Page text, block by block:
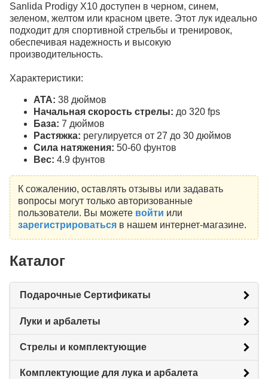
Sanlida Prodigy X10 доступен в черном, синем,
зеленом, желтом или красном цвете. Этот лук идеально
подходит для спортивной стрельбы и тренировок,
обеспечивая надежность и высокую
производительность.
Характеристики:
ATA: 38 дюймов
Начальная скорость стрелы: до 320 fps
База: 7 дюймов
Растяжка: регулируется от 27 до 30 дюймов
Сила натяжения: 50-60 фунтов
Вес: 4.9 фунтов
К сожалению, оставлять отзывы или задавать
вопросы могут только авторизованные
пользователи. Вы можете войти или
зарегистрироватьсяв нашем интернет-магазине.
Каталог
Подарочные Сертификаты
Луки и арбалеты
Стрелы и комплектующие
Комплектующие для лука и арбалета